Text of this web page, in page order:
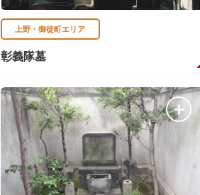
上野・御徒町エリア
彰義隊墓